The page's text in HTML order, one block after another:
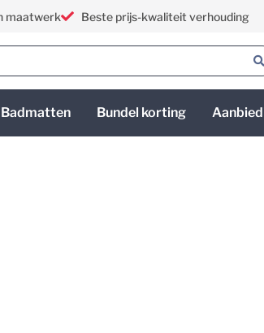
maatwerk Beste prijs-kwaliteit verhouding
Badmatten Bundel korting